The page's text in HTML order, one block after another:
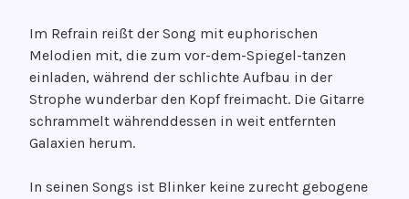
Im Refrain reißt der Song mit euphorischen
Melodien mit, die zum vor-dem-Spiegel-tanzen
einladen, während der schlichte Aufbau in der
Strophe wunderbar den Kopf freimacht. Die Gitarre
schrammelt währenddessen in weit entfernten
Galaxien herum.
In seinen Songs ist Blinker keine zurecht gebogene